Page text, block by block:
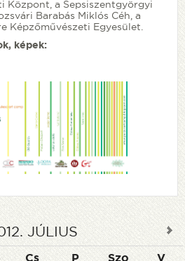
Központ, a Sepsiszentgyörgyi
Barabás Miklós Céh, a
Képzőművészeti Egyesület.
képek:
.JÚLIUS
Cs P Szo V